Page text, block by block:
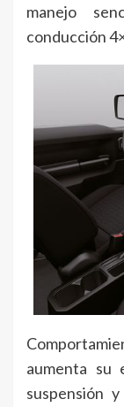
manejo
conducción
aumenta su
suspensión